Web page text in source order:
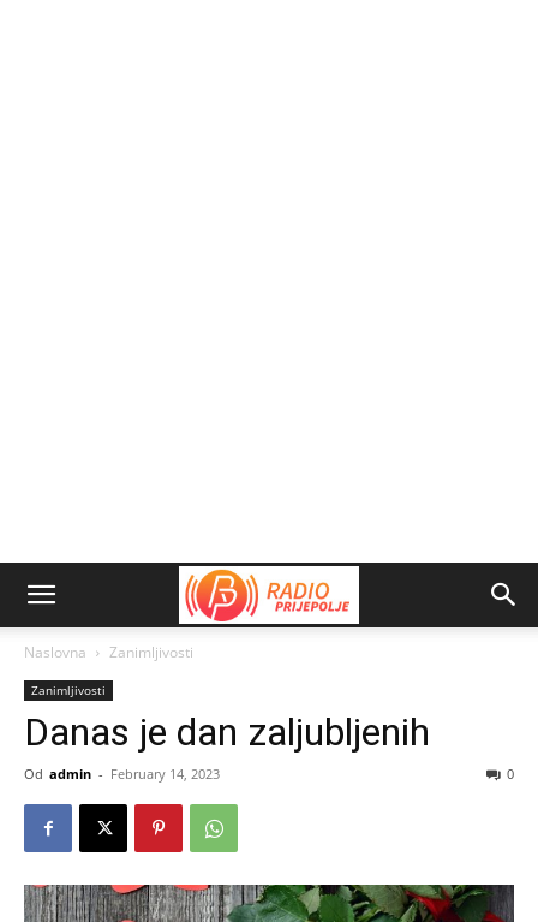
Naslovna Zanimljivosti
Zanimljivosti
Danas je dan zaljubljenih
Od admin - February 14, 2023 0